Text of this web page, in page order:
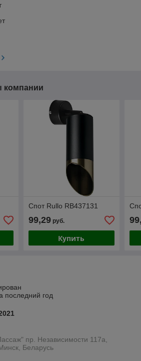
компании
Спот Rullo RB437131
99,29руб.
Купить
последний год
пр. Независимости 117а,
Беларусь